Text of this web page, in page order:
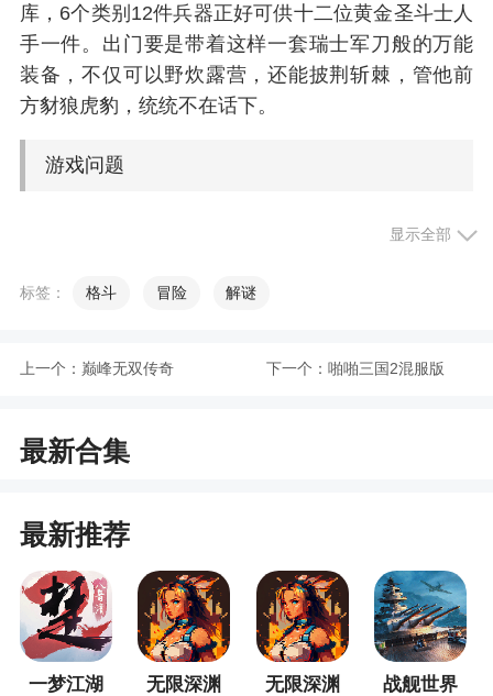
库，6个类别12件兵器正好可供十二位黄金圣斗士人
手一件。出门要是带着这样一套瑞士军刀般的万能
装备，不仅可以野炊露营，还能披荆斩棘，管他前
方豺狼虎豹，统统不在话下。
游戏问题
多种多样，充满个性的，而自己总是用的星矢的样
在大厅选择长按当前人物形象（初始默认为星
待进度条读满后就会出现【替换队长】按钮。
择，只需点击想要的形象即可。
只要你获得过这个斗士或者皮肤，你就可以使
用它得形象。
游戏攻略
显示全部
标签： 格斗 冒险 解谜
上一个： 巅峰无双传奇 下一个： 啪啪三国2混服版
最新合集
最新推荐
一梦江湖 无限深渊
无限深渊
战舰世界